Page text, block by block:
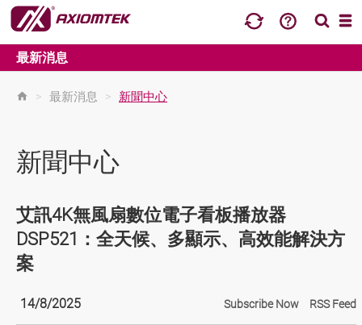
最新消息
> 最新消息 > 新聞中心
新聞中心
艾訊4K無風扇數位電子看板播放器
DSP521：全天候、多顯示、高效能解決方
案
14/8/2025 Subscribe Now RSS Feed